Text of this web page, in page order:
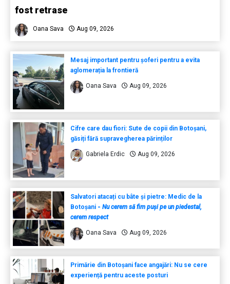
fost retrase
Oana Sava Aug 09, 2026
Mesaj important pentru șoferi pentru a evita
aglomerația la frontieră
Oana Sava Aug 09, 2026
Cifre care dau fiori: Sute de copii din Botoșani,
găsiți fără supravegherea părinților
Gabriela Erdic Aug 09, 2026
Salvatori atacați cu bâte și pietre: Medic de la
Botoșani - Nu cerem să fim puși pe un piedestal,
cerem respect
Oana Sava Aug 09, 2026
Primărie din Botoșani face angajări: Nu se cere
experiență pentru aceste posturi